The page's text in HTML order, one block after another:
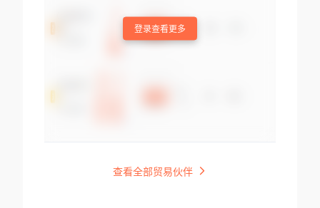
登录查看更多
查看全部贸易伙伴